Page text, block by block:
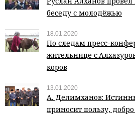
беседу с молодёжью
18.01.2020
По следам пресс-
жительнице
коров
13.01.2020
А. Делимханов:
приносит пользу,